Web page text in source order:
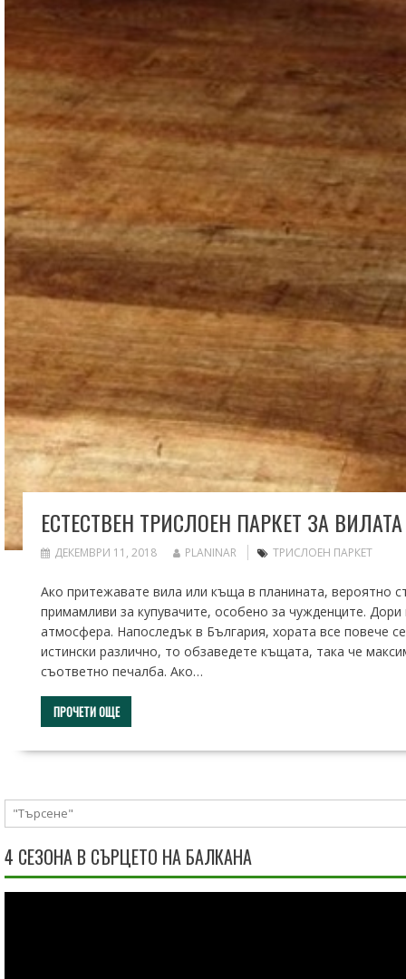
ЕСТЕСТВЕН ТРИСЛОЕН ПАРКЕТ ЗА
ДЕКЕМВРИ 11, 2018 PLANINAR ТРИСЛОЕН ПАРКЕТ
Ако притежавате вила или къща в планината, вероятно
примамливи за купувачите, особено за чужденците.
атмосфера. Напоследък в България, хората все повече
истински различно, то обзаведете къщата, така че
съответно печалба. Ако…
ПРОЧЕТИ ОЩЕ
4 СЕЗОНА В СЪРЦЕТО НА БАЛКАНА